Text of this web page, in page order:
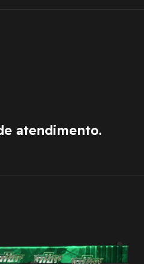
atendimento.